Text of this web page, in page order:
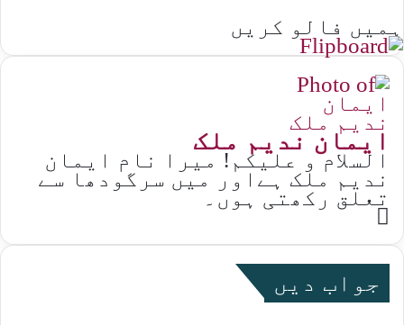
ہمیں فالو کریں
ایمان ندیم ملک
السلام و علیکم! میرا نام ایمان
ندیم ملک ہےاور میں سرگودھا سے
تعلق رکھتی ہوں۔
Website
جواب دیں